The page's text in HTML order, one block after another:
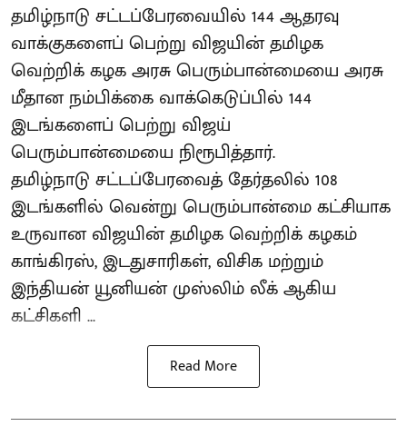
தமிழ்நாடு சட்டப்பேரவையில் 144 ஆதரவு
வாக்குகளைப் பெற்று விஜயின் தமிழக
வெற்றிக் கழக அரசு பெரும்பான்மையை அரசு
மீதான நம்பிக்கை வாக்கெடுப்பில் 144
இடங்களைப் பெற்று விஜய்
பெரும்பான்மையை நிரூபித்தார்.
தமிழ்நாடு சட்டப்பேரவைத் தேர்தலில் 108
இடங்களில் வென்று பெரும்பான்மை கட்சியாக
உருவான விஜயின் தமிழக வெற்றிக் கழகம்
காங்கிரஸ், இடதுசாரிகள், விசிக மற்றும்
இந்தியன் யூனியன் முஸ்லிம் லீக் ஆகிய
கட்சிகளி ...
Read More